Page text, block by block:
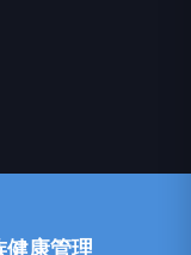
健康管理